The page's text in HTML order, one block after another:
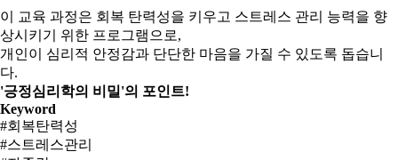
이 교육 과정은 회복 탄력성을 키우고 스트레스 관리 능력을 향
상시키기 위한 프로그램으로,
개인이 심리적 안정감과 단단한 마음을 가질 수 있도록 돕습니
다.
'긍정심리학의 비밀'의 포인트!
Keyword
#회복탄력성
#스트레스관리